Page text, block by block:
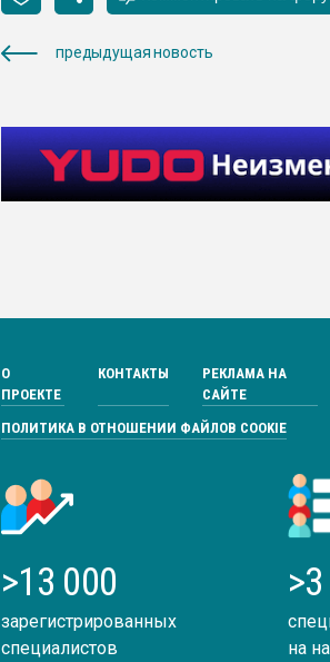
предыдущая новость
О
ПРОЕКТЕ
КОНТАКТЫ
РЕКЛАМА НА
САЙТЕ
ПОЛИТИКА В ОТНОШЕНИИ ФАЙЛОВ COOKIE
>13 000
зарегистрированных
специалистов
на